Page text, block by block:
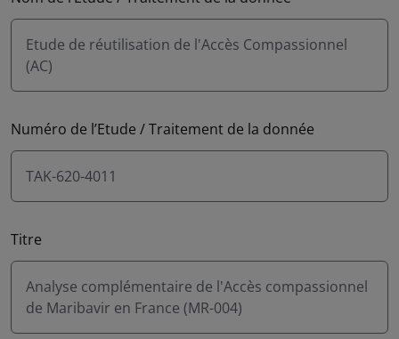
Etude de réutilisation de l'Accès Compassionnel
(AC)
Numéro de l’Etude / Traitement de la donnée
TAK-620-4011
Titre
Analyse complémentaire de l'Accès compassionnel
de Maribavir en France (MR-004)